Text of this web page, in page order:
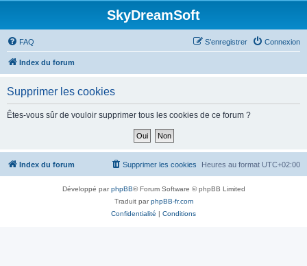
SkyDreamSoft
FAQ Connexion
S’enregistrer
Index du forum
Supprimer les cookies
Êtes-vous sûr de vouloir supprimer tous les cookies de ce forum ?
Index du forum Heures au format UTC+02:00
Supprimer les cookies
Développé parphpBB® Forum Software © phpBB Limited
Traduit parphpBB-fr.com
Confidentialité | Conditions